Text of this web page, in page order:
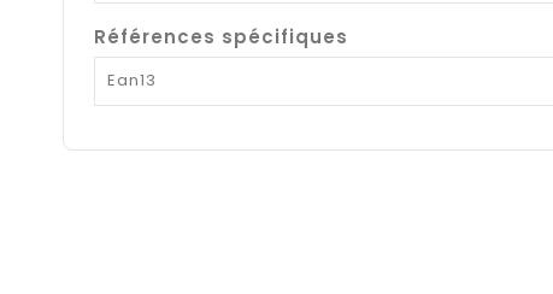
Références spécifiques
Ean13